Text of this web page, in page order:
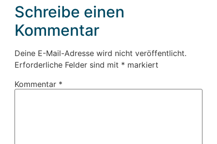
Schreibe einen
Kommentar
Deine E-Mail-Adresse wird nicht veröffentlicht.
Erforderliche Felder sind mit * markiert
Kommentar *